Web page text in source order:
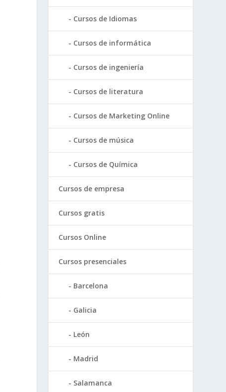
Cursos de Idiomas
Cursos de informática
Cursos de ingeniería
Cursos de literatura
Cursos de Marketing Online
Cursos de música
Cursos de Química
Cursos de empresa
Cursos gratis
Cursos Online
Cursos presenciales
Barcelona
Galicia
León
Madrid
Salamanca